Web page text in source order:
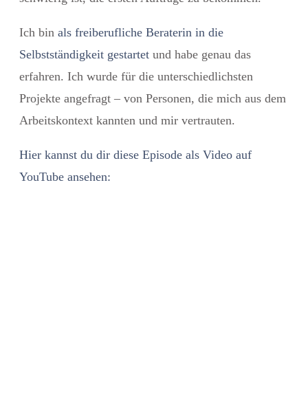
Ich bin als freiberufliche Beraterin in die
Selbstständigkeit gestartet und habe genau das
erfahren. Ich wurde für die unterschiedlichsten
Projekte angefragt – von Personen, die mich aus dem
Arbeitskontext kannten und mir vertrauten.
Hier kannst du dir diese Episode als Video auf
YouTube ansehen: